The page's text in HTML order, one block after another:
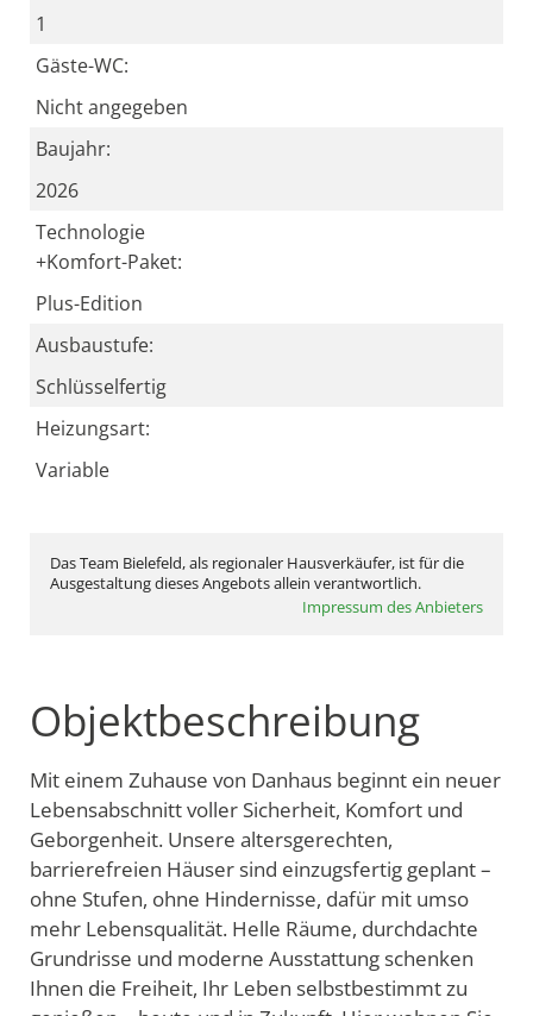
1
Gäste-WC:
Nicht angegeben
Baujahr:
2026
Technologie
+Komfort-Paket:
Plus-Edition
Ausbaustufe:
Schlüsselfertig
Heizungsart:
Variable
Das Team Bielefeld, als regionaler Hausverkäufer, ist für die
Ausgestaltung dieses Angebots allein verantwortlich.
Impressum des Anbieters
Objektbeschreibung
Mit einem Zuhause von Danhaus beginnt ein neuer
Lebensabschnitt voller Sicherheit, Komfort und
Geborgenheit. Unsere altersgerechten,
barrierefreien Häuser sind einzugsfertig geplant –
ohne Stufen, ohne Hindernisse, dafür mit umso
mehr Lebensqualität. Helle Räume, durchdachte
Grundrisse und moderne Ausstattung schenken
Ihnen die Freiheit, Ihr Leben selbstbestimmt zu